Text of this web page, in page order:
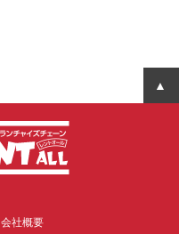
会社概要